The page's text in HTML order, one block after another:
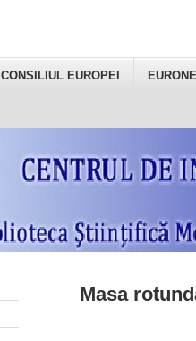
CONSILIUL EUROPEI
Masa